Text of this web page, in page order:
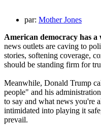
par: Mother Jones
American democracy has
news outlets are caving to
stories, softening coverage,
should be standing firm for
Meanwhile, Donald Trump
people" and his
to say and what news you're
intimidated into playing it
prevail.